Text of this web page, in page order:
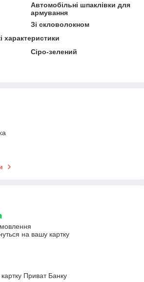
Автомобільні шпаклівки для
армування
Зі скловолокном
характеристики
Сіро-зелений
на вашу картку
Приват Банку